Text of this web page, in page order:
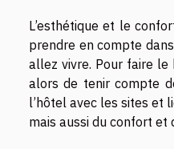
L’esthétique et le
prendre en compte
allez vivre. Pour faire le
alors de tenir compte
l’hôtel avec les sites et
mais aussi du confort et